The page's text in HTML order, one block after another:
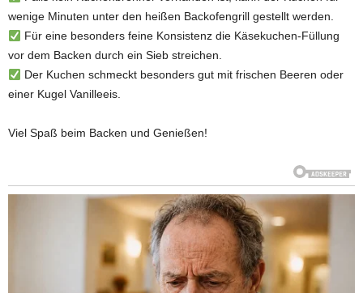
wenige Minuten unter den heißen Backofengrill gestellt werden.
Für eine besonders feine Konsistenz die Käsekuchen-Füllung
vor dem Backen durch ein Sieb streichen.
Der Kuchen schmeckt besonders gut mit frischen Beeren oder
einer Kugel Vanilleeis.
Viel Spaß beim Backen und Genießen!